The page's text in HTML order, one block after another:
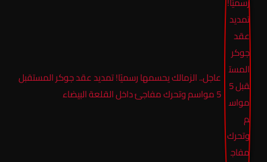
عاجل.. الزمالك يحسمها رسميًا! تمديد عقد جوكر المستقبل
5 مواسم وتحرك مفاجئ داخل القلعة البيضاء